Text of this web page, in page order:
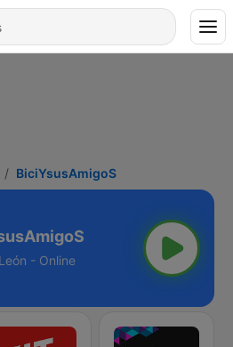
BiciYsusAmigoS
- Online